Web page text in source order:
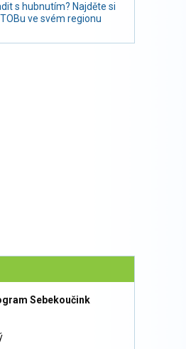
s hubnutím? Najděte si
ve svém regionu
Sebekoučink